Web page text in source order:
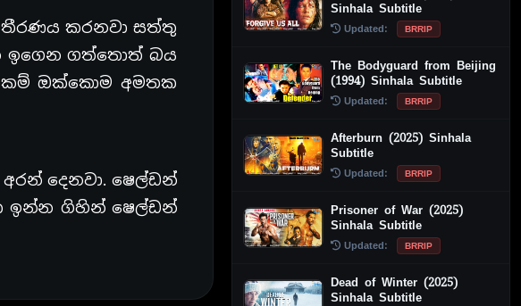
තීරණය කරනවා සත්තු
ඉගෙන ගත්තොත් බය
ඔක්කොම අමතක
දෙනවා. ෂෙල්ඩන්
ඉන්න ගිහින් ෂෙල්ඩන්
Sinhala Subtitle
Updated: BRRIP
The Bodyguard from Beijing
(1994) Sinhala Subtitle
Updated: BRRIP
Afterburn (2025) Sinhala
Subtitle
Updated: BRRIP
Prisoner of War (2025)
Sinhala Subtitle
Updated: BRRIP
Dead of Winter (2025)
Sinhala Subtitle